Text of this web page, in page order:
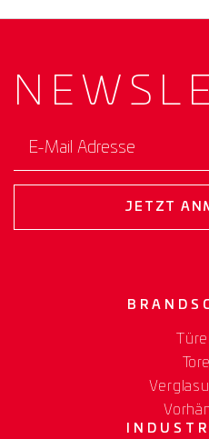
NEWS­
E-Mail Adresse
JETZT
Tore